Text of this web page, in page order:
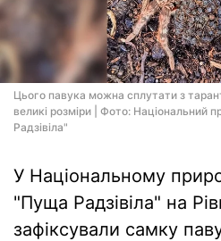
Цього павука можна сплутати з
великі розміри | Фото: Національний
Радзівіла"
У Національному
"Пуща Радзівіла" на
зафіксували самку